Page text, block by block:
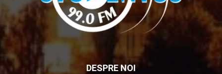
DESPRE NOI